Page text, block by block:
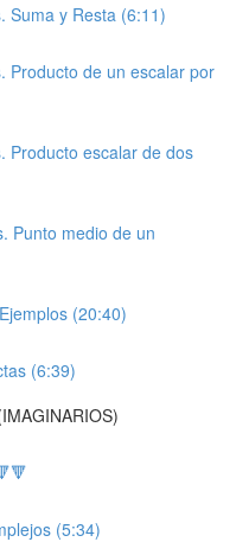
Suma y Resta (6:11)
Producto de un escalar por
Producto escalar de dos
Punto medio de un
(20:40)
(6:39)
(5:34)